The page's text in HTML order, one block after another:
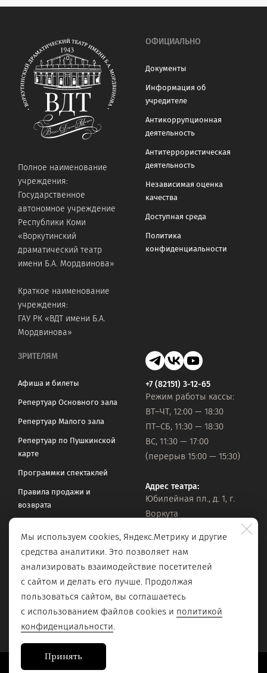
Полное наименование
учреждения:
Государственное
автономное учреждение
Республики Коми
«Воркутинский
драматический театр
имени Б.А. Мордвинова»
Краткое наименование
учреждения:
ГАУ РК «ВДТ имени Б.А.
Мордвинова»
ОФИЦИАЛЬНО
Документы
Информация об
учредителе
Антикоррупционная
деятельность
Антитеррористическая
деятельность
Независимая оценка
качества
Доступная среда
Политика
конфиденциальности
ЗРИТЕЛЯМ
Афиша и билеты
Репертуар Основного зала
Репертуар Малого зала
Репертуар по Пушкинской
карте
Программки спектаклей
Правила продажи и
возврата
Оставить обращение
+7 (82151) 3-12-65
Режим работы кассы:
ВТ–ЧТ, 12:00 — 18:30
ПТ–СБ, 11:30 — 18:30
ВС, 11:30 — 17:00
(перерыв 15:00 — 15:30)
Адрес театра:
Юбилейная пл., д. 1, г.
Воркута
Официальная почта:
vorkteatrdr@mail.ru
Мы используем cookies, Яндекс.Метрику и другие
средства аналитики. Это позволяет нам
анализировать взаимодействие посетителей
с сайтом и делать его лучше. Продолжая
пользоваться сайтом, вы соглашаетесь
с использованием файлов cookies и политикой
конфиденциальности.
Принять
Сайт разработан в